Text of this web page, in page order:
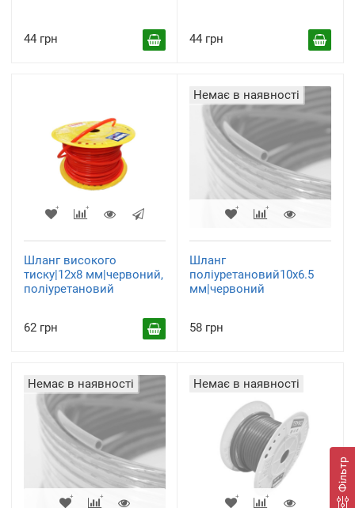
Фільтр
44 грн 44 грн
Шланг високого
тиску|12х8 мм|червоний,
поліуретановий
62 грн
Немає в наявності
Шланг
поліуретановий10х6.5
мм|червоний
58 грн
Немає в наявності Немає в наявності